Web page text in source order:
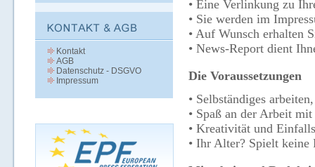
Kontakt
AGB
Datenschutz - DSGVO
Impressum
• Eine Verlinkung zu
• Sie werden im
• Auf Wunsch erhalten
• News-Report dient
Die Voraussetzungen
• Selbständiges
• Spaß an der Arbeit
• Kreativität und
• Ihr Alter? Spielt